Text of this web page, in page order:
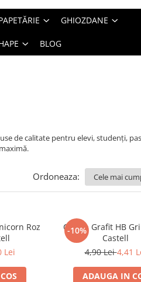
GHIOZDANE
BLOG
de calitate pentru elevi, studenți,
Ordoneaza:
Roz
Lei
-10%
Creion Grafit HB
Castell
4,90 Lei4,41
ADAUGA IN